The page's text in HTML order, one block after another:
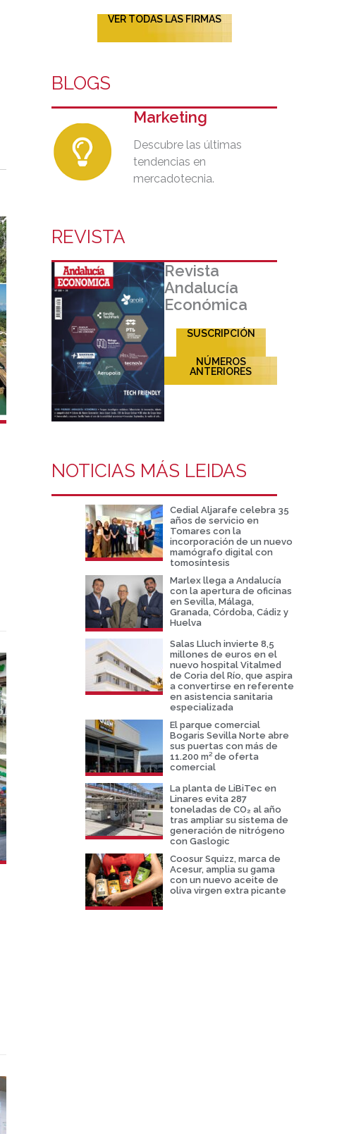
VER TODAS LAS FIRMAS
BLOGS
Marketing
Descubre las últimas
tendencias en
mercadotecnia.
REVISTA
Revista
Andalucía
Económica
SUSCRIPCIÓN
NÚMEROS
ANTERIORES
NOTICIAS MÁS LEIDAS
Cedial Aljarafe celebra 35
años de servicio en
Tomares con la
incorporación de un nuevo
mamógrafo digital con
tomosíntesis
Marlex llega a Andalucía
con la apertura de oficinas
en Sevilla, Málaga,
Granada, Córdoba, Cádiz y
Huelva
Salas Lluch invierte 8,5
millones de euros en el
nuevo hospital Vitalmed
de Coria del Río, que aspira
a convertirse en referente
en asistencia sanitaria
especializada
El parque comercial
Bogaris Sevilla Norte abre
sus puertas con más de
11.200 m² de oferta
comercial
La planta de LiBiTec en
Linares evita 287
toneladas de CO₂ al año
tras ampliar su sistema de
generación de nitrógeno
con Gaslogic
Coosur Squizz, marca de
Acesur, amplia su gama
con un nuevo aceite de
oliva virgen extra picante